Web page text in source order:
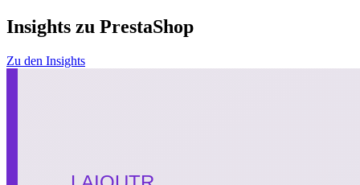
Insights zu PrestaShop
Zu den Insights